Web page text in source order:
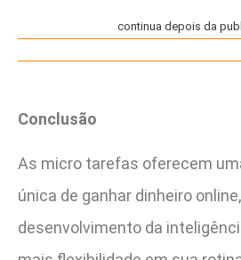
continua depois da
Conclusão
As micro tarefas oferecem
única de ganhar dinheiro
desenvolvimento da